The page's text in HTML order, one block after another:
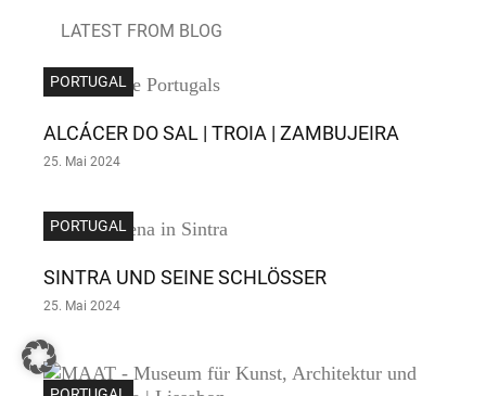
LATEST FROM BLOG
PORTUGAL
ALCÁCER DO SAL | TROIA | ZAMBUJEIRA
25. Mai 2024
PORTUGAL
SINTRA UND SEINE SCHLÖSSER
25. Mai 2024